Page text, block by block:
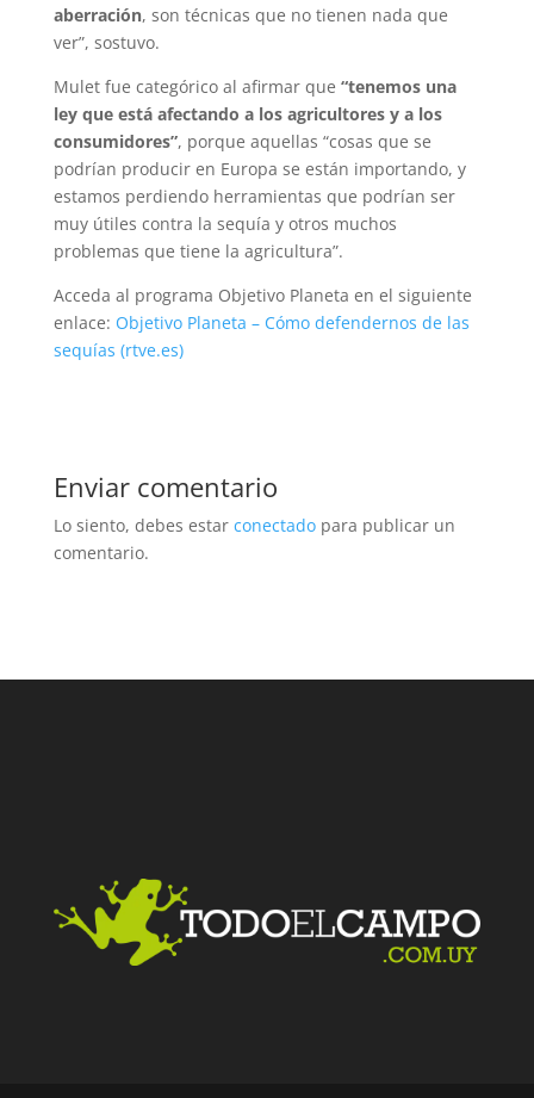
aberración, son técnicas que no tienen nada que
ver”, sostuvo.
Mulet fue categórico al afirmar que “tenemos una
ley que está afectando a los agricultores y a los
consumidores”, porque aquellas “cosas que se
podrían producir en Europa se están importando, y
estamos perdiendo herramientas que podrían ser
muy útiles contra la sequía y otros muchos
problemas que tiene la agricultura”.
Acceda al programa Objetivo Planeta en el siguiente
enlace: Objetivo Planeta – Cómo defendernos de las
sequías (rtve.es)
Enviar comentario
Lo siento, debes estar conectadopara publicar un
comentario.
Facebook